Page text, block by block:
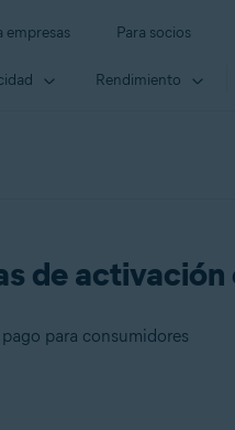
empresas Para socios
Rendimiento
de
para consumidores